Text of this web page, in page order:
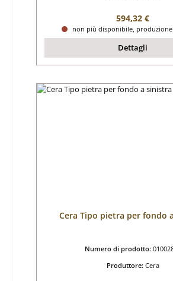
Prezzo
594,32 €
non più disponibile,
Dettagli
Cera Tipo pietra per fondo
Numero di prodotto:
Produttore: Cera